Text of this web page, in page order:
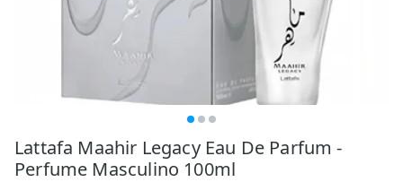
Lattafa Maahir Legacy Eau De Parfum -
Perfume Masculino 100ml